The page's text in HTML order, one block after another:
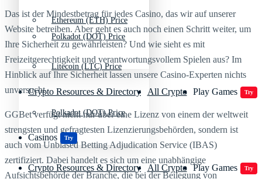
Polkadot (DOT) Price
Crypto Resources & Directory All Crypto Play Games Try
Casinos Try
Ethereum (ETH) Price
Litecoin (LTC) Price
Polkadot (DOT) Price
Crypto Resources & Directory All Crypto Play Games Try
Das ist der Mindestbetrag für jedes Casino, das wir auf unserer
Website betreiben. Aber geht es auch noch einen Schritt weiter, um
Ihre Sicherheit zu gewährleisten? Und wie sieht es mit
Freizeitgerechtigkeit und verantwortungsvollem Spielen aus? Im
Hinblick auf Ihre Sicherheit lassen unsere Casino-Experten nichts
unversucht.
GGBet verfügt nicht nur über eine Lizenz von einem der weltweit
strengsten und gefragtesten Lizenzierungsbehörden, sondern ist
auch vom Unbiased Betting Adjudication Service (IBAS)
zertifiziert. Dabei handelt es sich um eine unabhängige
Aufsichtsbehörde der Branche, die bei der Beilegung von